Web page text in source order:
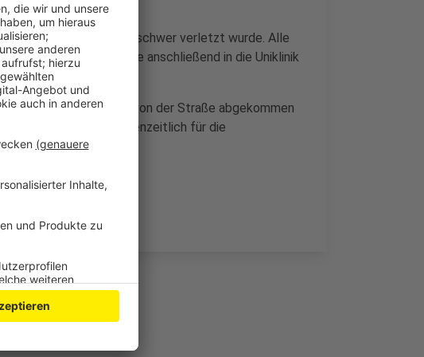
Jähriger aus Zülpich schwer verletzt wurde. Alle
Der Mann wurde anschließend in die Uniklinik
unterwegs. Wieso er von der Straße abgekommen
Strecke war zwischenzeitlich für die